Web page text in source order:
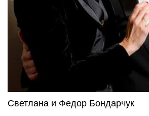
Светлана и Федор Бондарчук